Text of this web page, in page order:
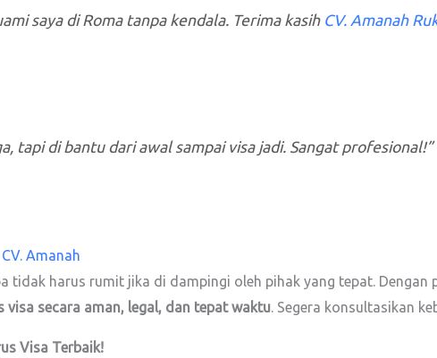
saya di Roma tanpa kendala. Terima kasihCV. Amanah
tapi di bantu dari awal sampai visa jadi. Sangat profesional!”
CV. Amanah
tidak harus rumit jika di dampingi oleh pihak yang tepat. Dengan
visa secara aman, legal, dan tepat waktu. Segera konsultasikan
Visa Terbaik!